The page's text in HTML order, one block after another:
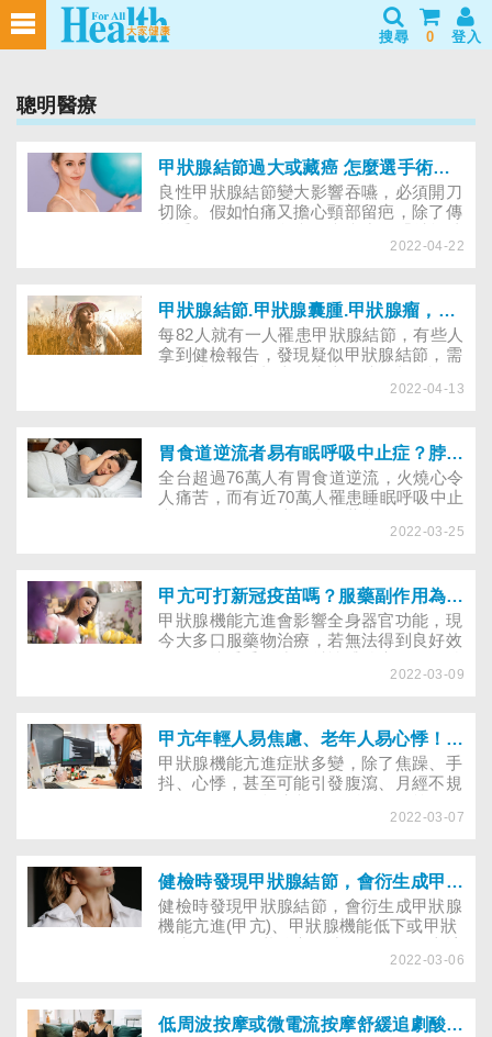
搜尋 0 登入
聰明醫療
甲狀腺結節過大或藏癌 怎麼選手術不留疤？射頻消融或微創手術哪個適合？
良性甲狀腺結節變大影響吞嚥，必須開刀
切除。假如怕痛又擔心頸部留疤，除了傳
融治療」或「經口腔進行的內視鏡手
術？
2022-04-22
甲狀腺結節.甲狀腺囊腫.甲狀腺瘤，有哪些差異？
每82人就有一人罹患甲狀腺結節，有些人
拿到健檢報告，發現疑似甲狀腺結節，需
息，結果看到甲狀腺結節、甲狀腺囊腫、
2022-04-13
胃食道逆流者易有眠呼吸中止症？脖圍超標35、38公分要注意
全台超過76萬人有胃食道逆流，火燒心令
人痛苦，而有近70萬人罹患睡眠呼吸中止
發於50歲以上者。台灣睡眠醫學學會提
及早治療！
2022-03-25
甲亢可打新冠疫苗嗎？服藥副作用為何、復發怎麼辦？醫師解開7大治療疑問
甲狀腺機能亢進會影響全身器官功能，現
今大多口服藥物治療，若無法得到良好效
療的優缺點及副作用為何？若停藥後甲亢
嗎？
2022-03-09
甲亢年輕人易焦慮、老年人易心悸！看什麼科、做哪些檢查才能避免骨鬆,心臟衰竭,甲狀腺風暴
甲狀腺機能亢進症狀多變，除了焦躁、手
抖、心悸，甚至可能引發腹瀉、月經不規
症，但年輕人與年長者的甲亢症狀大不
暴、眼病變等傷害？
2022-03-07
健檢時發現甲狀腺結節，會衍生成甲亢、低下或甲狀腺癌嗎？
健檢時發現甲狀腺結節，會衍生成甲狀腺
機能亢進(甲亢)、甲狀腺機能低下或甲狀
多吃「碘」還是少吃「碘」？想避免甲亢
2022-03-06
低周波按摩或微電流按摩舒緩追劇酸痛有無副作用？哪些人不適合電療？